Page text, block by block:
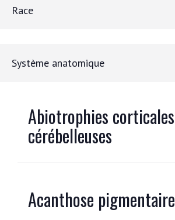
Race
Système anatomique
Abiotrophies corticales
cérébelleuses
Acanthose pigmentaire